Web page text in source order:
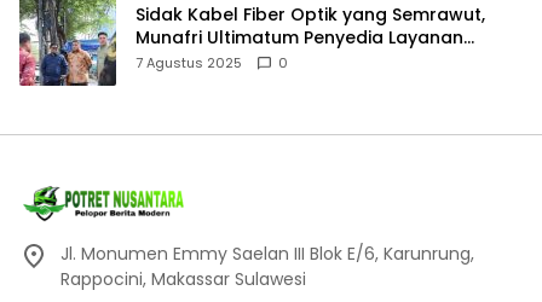
Sidak Kabel Fiber Optik yang Semrawut,
Munafri Ultimatum Penyedia Layanan
Internet Tanpa Izin
7 Agustus 2025 0
Jl. Monumen Emmy Saelan III Blok E/6, Karunrung,
Rappocini, Makassar Sulawesi